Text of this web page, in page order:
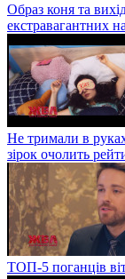
Образ коня та
екстравагантних
Не тримали в руках
зірок очолить
ТОП-5 поганців